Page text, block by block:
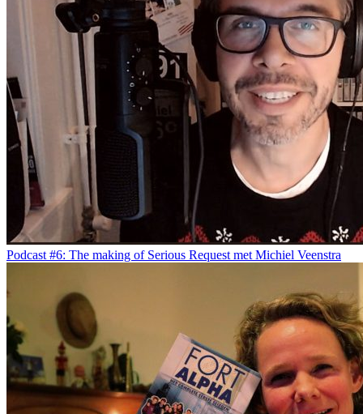
Podcast #6: The making of Serious Request met Michiel Veenstra